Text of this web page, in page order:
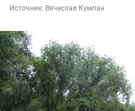
Источник: Вячеслав Кумпан